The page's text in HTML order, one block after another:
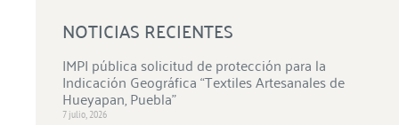
NOTICIAS RECIENTES
IMPI pública solicitud de protección para la
Indicación Geográfica “Textiles Artesanales de
Hueyapan, Puebla”
7 julio, 2026